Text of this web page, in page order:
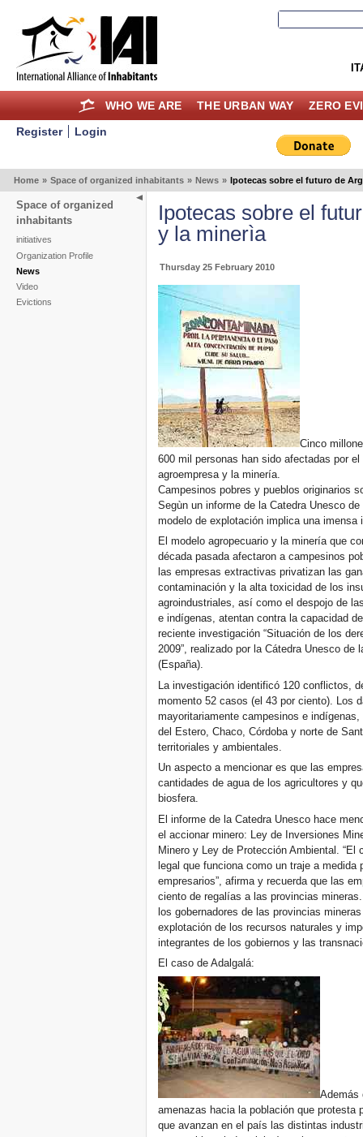
WHO WE ARE THE URBAN WAY ZERO
Register Login
Home » Space of organized inhabitants » News » Ipotecas sobre el futuro de
Space of organized
inhabitants
initiatives
Organization Profile
News
Video
Evictions
Ipotecas sobre el
y la minerìa
Thursday 25 February 2010
Cinco
600 mil personas han sido afectadas por
agroempresa y la minería.
Campesinos pobres y pueblos originarios
Segùn un informe de la Catedra Unesco
modelo de explotación implica una imensa
El modelo agropecuario y la minería que
década pasada afectaron a campesinos
las empresas extractivas privatizan las
contaminación y la alta toxicidad de los
agroindustriales, así como el despojo de
e indígenas, atentan contra la capacidad
reciente investigación “Situación de los
2009”, realizado por la Cátedra Unesco
(España).
La investigación identificó 120 conflictos,
momento 52 casos (el 43 por ciento). Los
mayoritariamente campesinos e
del Estero, Chaco, Córdoba y norte de
territoriales y ambientales.
Un aspecto a mencionar es que las
cantidades de agua de los agricultores y
biosfera.
El informe de la Catedra Unesco hace
el accionar minero: Ley de Inversiones
Minero y Ley de Protección Ambiental.
legal que funciona como un traje a
empresarios”, afirma y recuerda que las
ciento de regalías a las provincias
los gobernadores de las provincias
explotación de los recursos naturales y
integrantes de los gobiernos y las
El caso de Adalgalá:
Además
amenazas hacia la población que protesta
que avanzan en el país las distintas